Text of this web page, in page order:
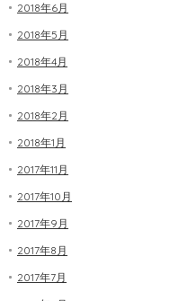
2018年6月
2018年5月
2018年4月
2018年3月
2018年2月
2018年1月
2017年11月
2017年10月
2017年9月
2017年8月
2017年7月